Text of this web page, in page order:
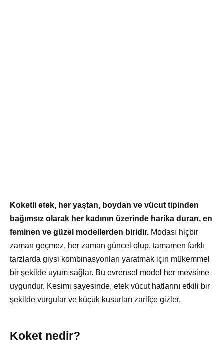
Koketli etek, her yaştan, boydan ve vücut tipinden
bağımsız olarak her kadının üzerinde harika duran, en
feminen ve güzel modellerden biridir. Modası hiçbir
zaman geçmez, her zaman güncel olup, tamamen farklı
tarzlarda giysi kombinasyonları yaratmak için mükemmel
bir şekilde uyum sağlar. Bu evrensel model her mevsime
uygundur. Kesimi sayesinde, etek vücut hatlarını etkili bir
şekilde vurgular ve küçük kusurları zarifçe gizler.
Koket nedir?